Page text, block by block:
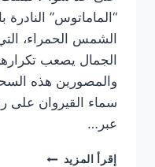
“الماماتوس”
الشمس الحمراء،
الجمال يصعب
والمصورين هذه
سماء القيروان على
عبر…
إقرأ المزيد مشهد